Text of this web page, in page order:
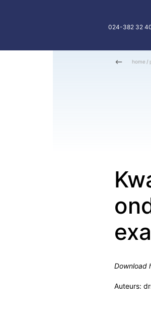
024-382 32
home /
Download
Auteurs: